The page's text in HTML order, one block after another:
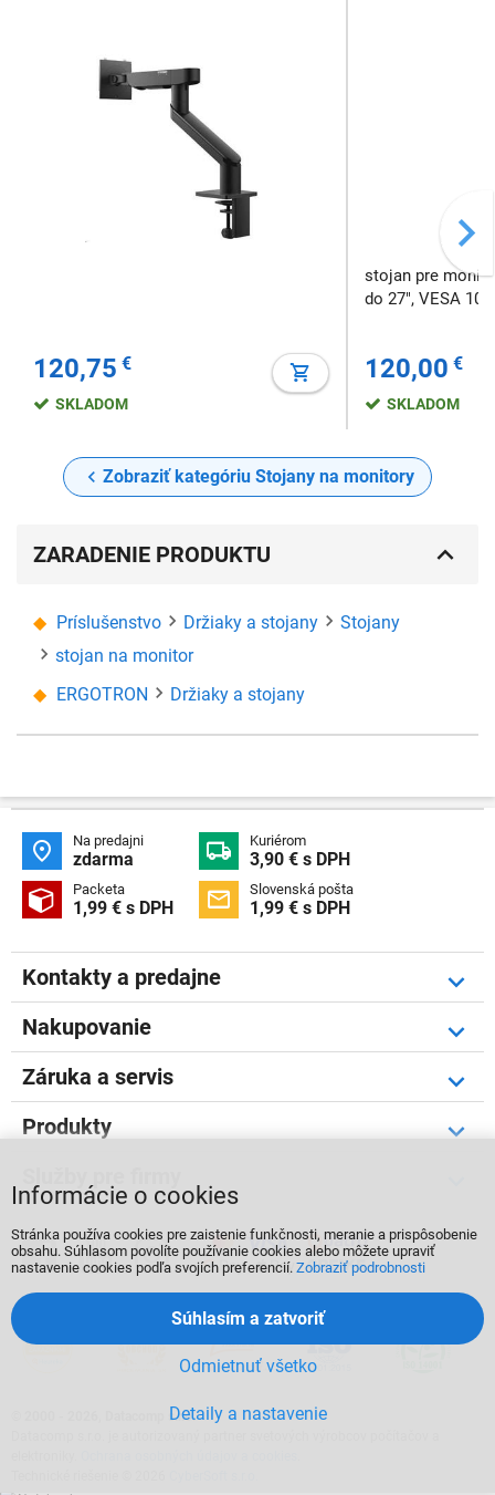
120,75 €
SKLADOM
stojan pre
do 27", VESA
120,00 €
SKLADOM
Zobraziť kategóriu Stojany na monitory
ZARADENIE PRODUKTU
Príslušenstvo Držiaky a stojany
Stojany
stojan na monitor
ERGOTRON
Držiaky a stojany
 Na predajni
zdarma  Kuriérom
3,90 € s DPH
 Packeta
1,99 € s DPH  Slovenská pošta
1,99 € s DPH
Kontakty a predajne
Nakupovanie
Záruka a servis
Produkty
  
2000 - 2026, Datacomp s.r.o.
Informácie o cookies
Stránka používa cookies pre zaistenie funkčnosti, meranie a prispôsobenie
obsahu. Súhlasom povolíte používanie cookies alebo môžete upraviť
nastavenie cookies podľa svojích preferencií. Zobraziť podrobnosti
Detaily a nastavenie
Odmietnuť všetko
Súhlasím a zatvoriť